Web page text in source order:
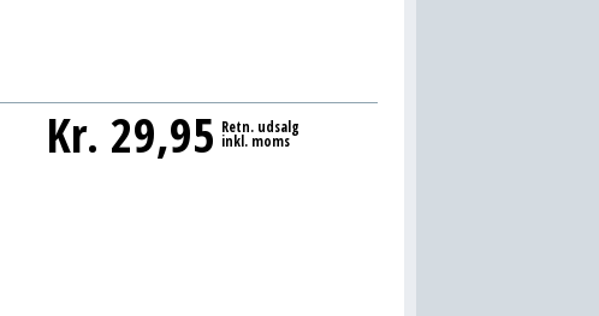
Kr. 29,95 Retn. udsalg
inkl. moms